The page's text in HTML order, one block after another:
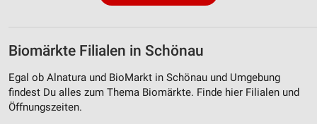
Biomärkte Filialen in Schönau
Egal ob Alnatura und BioMarkt in Schönau und Umgebung
findest Du alles zum Thema Biomärkte. Finde hier Filialen und
Öffnungszeiten.